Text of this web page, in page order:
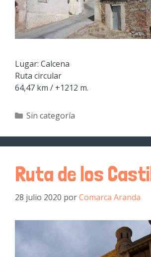
Lugar: Calcena
Ruta circular
64,47 km / +1212 m.
Sin categoría
Ruta de los
28 julio 2020 porComarca Aranda